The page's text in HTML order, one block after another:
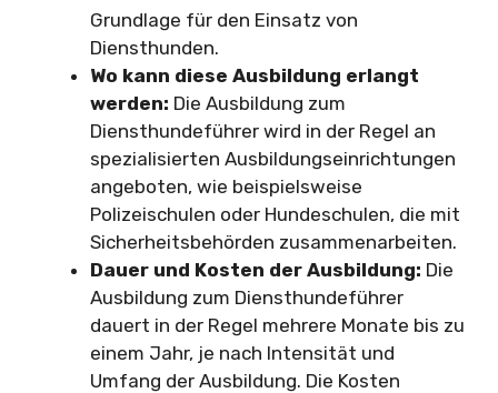
Grundlage für den Einsatz von
Diensthunden.
Wo kann diese Ausbildung erlangt
werden: Die Ausbildung zum
Diensthundeführer wird in der Regel an
spezialisierten Ausbildungseinrichtungen
angeboten, wie beispielsweise
Polizeischulen oder Hundeschulen, die mit
Sicherheitsbehörden zusammenarbeiten.
Dauer und Kosten der Ausbildung: Die
Ausbildung zum Diensthundeführer
dauert in der Regel mehrere Monate bis zu
einem Jahr, je nach Intensität und
Umfang der Ausbildung. Die Kosten